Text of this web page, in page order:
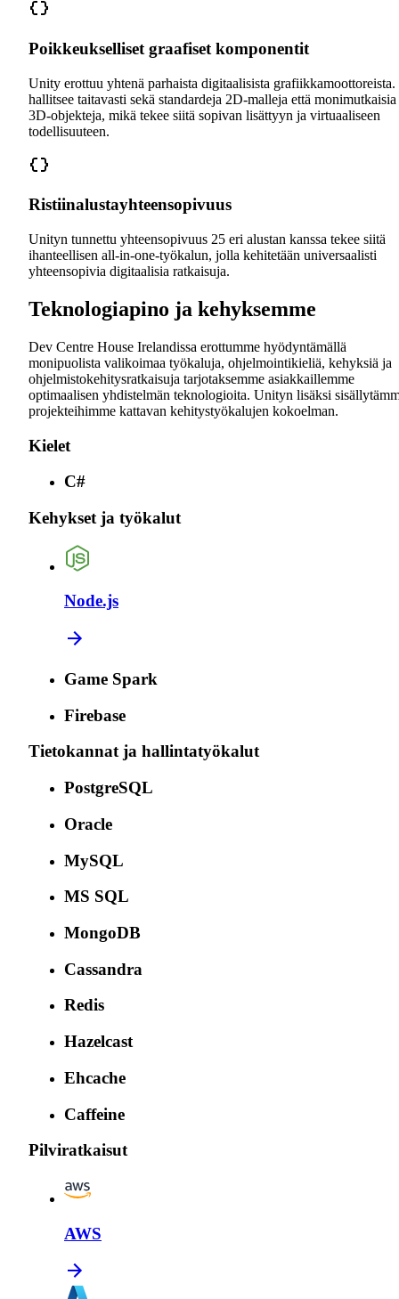
Poikkeukselliset graafiset komponentit
Unity erottuu yhtenä parhaista digitaalisista grafiikkamoottoreista.
hallitsee taitavasti sekä standardeja 2D-malleja että monimutkaisia
3D-objekteja, mikä tekee siitä sopivan lisättyyn ja virtuaaliseen
todellisuuteen.
Ristiinalustayhteensopivuus
Unityn tunnettu yhteensopivuus 25 eri alustan kanssa tekee siitä
ihanteellisen all-in-one-työkalun, jolla kehitetään universaalisti
yhteensopivia digitaalisia ratkaisuja.
Teknologiapino ja kehyksemme
Dev Centre House Irelandissa erottumme hyödyntämällä
monipuolista valikoimaa työkaluja, ohjelmointikieliä, kehyksiä ja
ohjelmistokehitysratkaisuja tarjotaksemme asiakkaillemme
optimaalisen yhdistelmän teknologioita. Unityn lisäksi
projekteihimme kattavan kehitystyökalujen kokoelman.
Kielet
C#
Kehykset ja työkalut
Node.js
Game Spark
Firebase
Tietokannat ja hallintatyökalut
PostgreSQL
Oracle
MySQL
MS SQL
MongoDB
Cassandra
Redis
Hazelcast
Ehcache
Caffeine
Pilviratkaisut
AWS